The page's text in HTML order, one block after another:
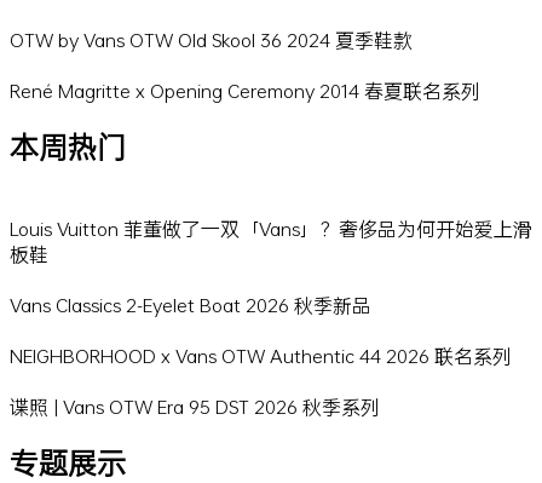
OTW by Vans OTW Old Skool 36 2024 夏季鞋款
René Magritte x Opening Ceremony 2014 春夏联名系列
本周热门
Louis Vuitton 菲董做了一双「Vans」？奢侈品为何开始爱上滑
板鞋
Vans Classics 2-Eyelet Boat 2026 秋季新品
NEIGHBORHOOD x Vans OTW Authentic 44 2026 联名系列
谍照 | Vans OTW Era 95 DST 2026 秋季系列
专题展示